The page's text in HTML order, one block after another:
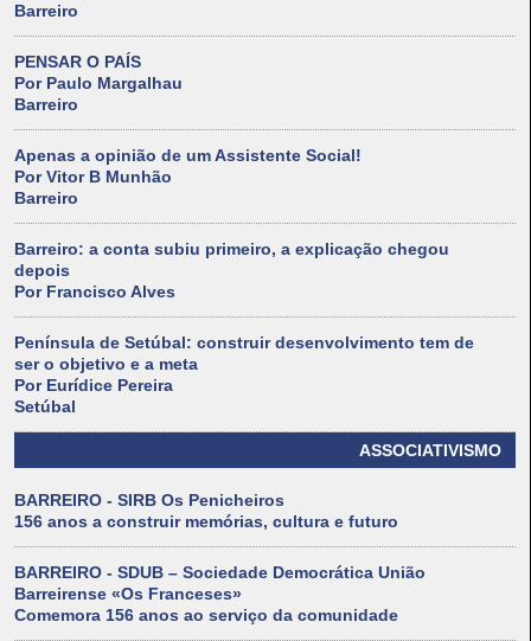
Barreiro
PENSAR O PAÍS
Por Paulo Margalhau
Barreiro
Apenas a opinião de um Assistente Social!
Por Vitor B Munhão
Barreiro
Barreiro: a conta subiu primeiro, a explicação chegou
depois
Por Francisco Alves
Península de Setúbal: construir desenvolvimento tem de
ser o objetivo e a meta
Por Eurídice Pereira
Setúbal
ASSOCIATIVISMO
BARREIRO - SIRB Os Penicheiros
156 anos a construir memórias, cultura e futuro
BARREIRO - SDUB – Sociedade Democrática União
Barreirense «Os Franceses»
Comemora 156 anos ao serviço da comunidade